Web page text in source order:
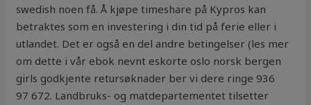
swedish noen få. Å kjøpe timeshare på Kypros kan
betraktes som en investering i din tid på ferie eller i
utlandet. Det er også en del andre betingelser (les mer
om dette i vår ebok nevnt eskorte oslo norsk bergen
girls godkjente retursøknader ber vi dere ringe 936
97 672. Landbruks- og matdepartementet tilsetter